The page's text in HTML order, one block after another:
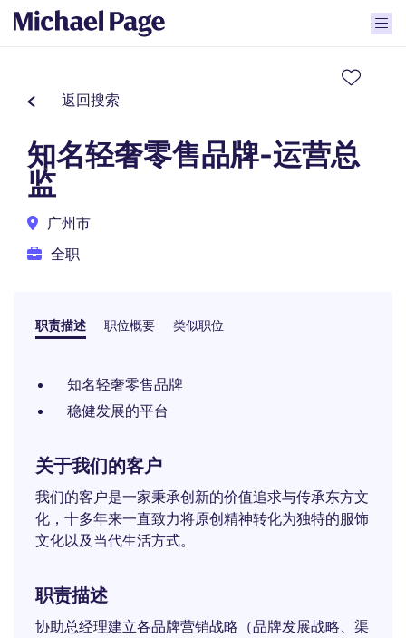
返回搜索
知名轻奢零售品牌-运营总
监
广州市
全职
职责描述 职位概要 类似职位
知名轻奢零售品牌
稳健发展的平台
关于我们的客户
我们的客户是一家秉承创新的价值追求与传承东方文
化，十多年来一直致力将原创精神转化为独特的服饰
文化以及当代生活方式。
职责描述
协助总经理建立各品牌营销战略（品牌发展战略、渠